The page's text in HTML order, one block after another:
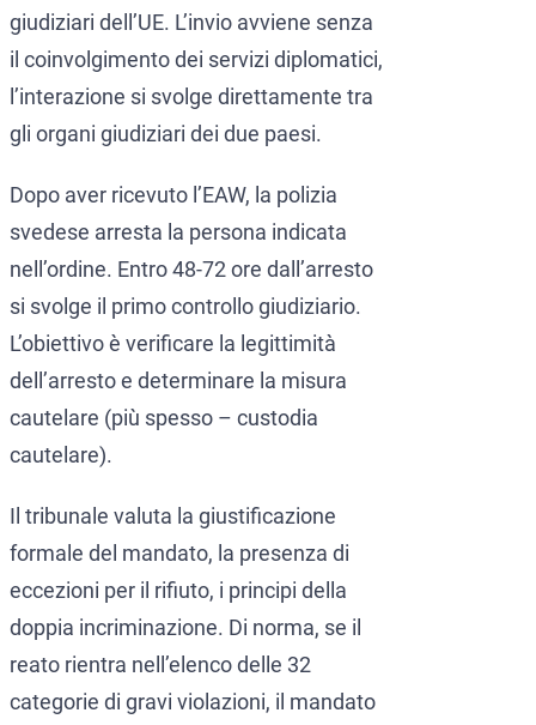
giudiziari dell’UE. L’invio avviene senza
il coinvolgimento dei servizi diplomatici,
l’interazione si svolge direttamente tra
gli organi giudiziari dei due paesi.
Dopo aver ricevuto l’EAW, la polizia
svedese arresta la persona indicata
nell’ordine. Entro 48-72 ore dall’arresto
si svolge il primo controllo giudiziario.
L’obiettivo è verificare la legittimità
dell’arresto e determinare la misura
cautelare (più spesso – custodia
cautelare).
Il tribunale valuta la giustificazione
formale del mandato, la presenza di
eccezioni per il rifiuto, i principi della
doppia incriminazione. Di norma, se il
reato rientra nell’elenco delle 32
categorie di gravi violazioni, il mandato